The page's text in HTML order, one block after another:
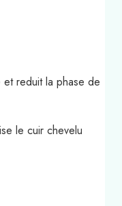
reduit la phase de
le cuir chevelu